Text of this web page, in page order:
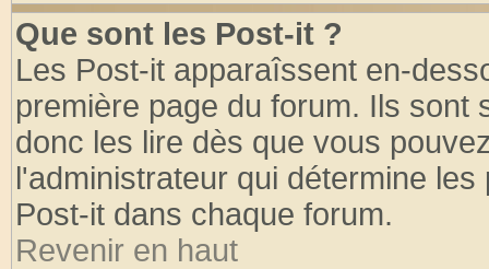
Que sont les Post-it ?
Les Post-it apparaîssent en-
première page du forum. Ils
donc les lire dès que vous
l'administrateur qui détermine
Post-it dans chaque forum.
Revenir en haut